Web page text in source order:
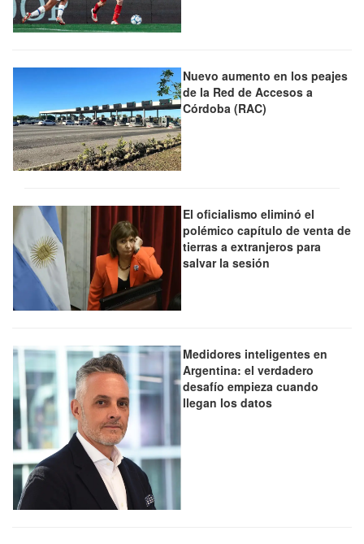
Nuevo aumento en los peajes
de la Red de Accesos a
Córdoba (RAC)
El oficialismo eliminó el
polémico capítulo de venta de
tierras a extranjeros para
salvar la sesión
Medidores inteligentes en
Argentina: el verdadero
desafío empieza cuando
llegan los datos